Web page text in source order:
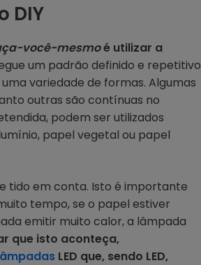
DIY
você-mesmoé utilizar a
um padrão definido e repetitivo
variedade de formas. Algumas
outras são contínuas no
podem ser utilizados
papel vegetal ou papel
tido em conta. Isto é importante
tempo, se o papel estiver
emitir muito calor, a lâmpada
que isto aconteça,
LED que, sendo LED,